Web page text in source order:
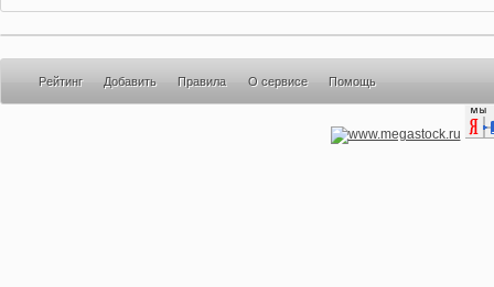
Рейтинг Добавить Правила О сервисе Помощь